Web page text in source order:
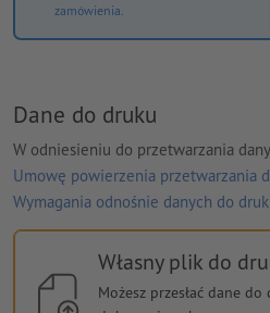
zamówienia.
Dane do druku
W odniesieniu do przetwarzania
Umowę powierzenia przetwarzania
Wymagania odnośnie danych do
Własny plik do
Możesz przesłać dane